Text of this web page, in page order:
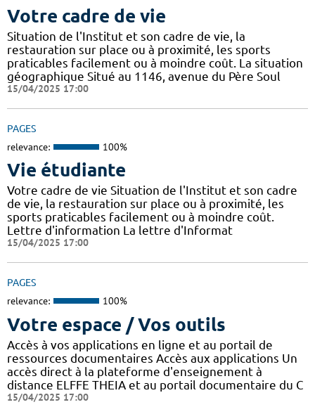
Votre cadre de vie
Situation de l'Institut et son cadre de vie, la
restauration sur place ou à proximité, les sports
praticables facilement ou à moindre coût. La situation
géographique Situé au 1146, avenue du Père Soul
15/04/2025 17:00
PAGES
relevance: 100%
Vie étudiante
Votre cadre de vie Situation de l'Institut et son cadre
de vie, la restauration sur place ou à proximité, les
sports praticables facilement ou à moindre coût.
Lettre d'information La lettre d'Informat
15/04/2025 17:00
PAGES
relevance: 100%
Votre espace / Vos outils
Accès à vos applications en ligne et au portail de
ressources documentaires Accès aux applications Un
accès direct à la plateforme d'enseignement à
distance ELFFE THEIA et au portail documentaire du C
15/04/2025 17:00